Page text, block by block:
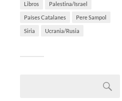
Libros Palestina/Israel
Países Catalanes Pere Sampol
Siria Ucrania/Rusia